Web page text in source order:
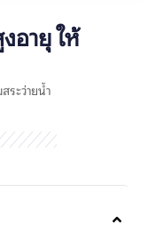
อายุ ให้
ระว่ายน้ำ